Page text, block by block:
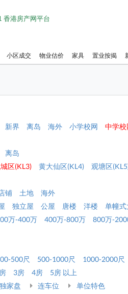
香港房产网平台
小区成交 物业估价 家具 置业按揭
新界 离岛 海外 小学校网
中学校
离岛
区(KL3) 黄大仙区(KL4)
观塘区
铺 土地
海外
独立屋 公屋 唐楼 洋楼
单幢式
万-400万 400万-800万
800万-
500尺 500-1000尺 1000-2000尺
3房 4房
5房 以上
独家盘 连车位
单位特色